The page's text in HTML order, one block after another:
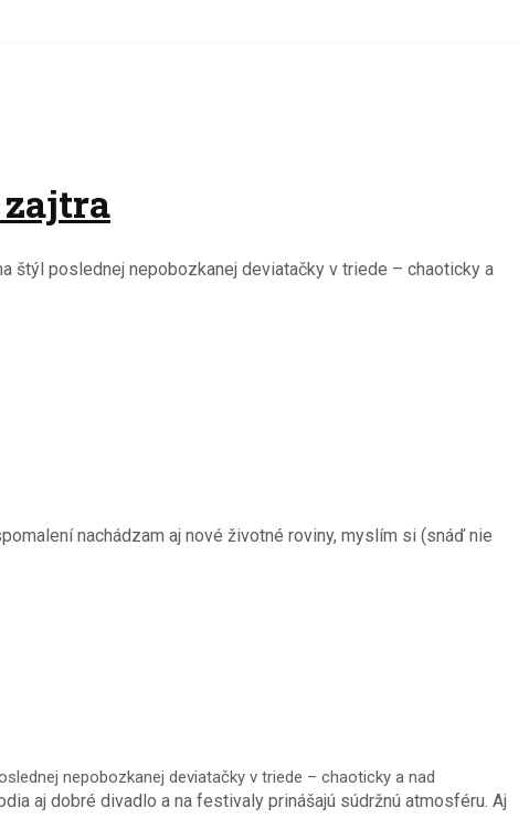
zajtra
štýl poslednej nepobozkanej deviatačky v triede – chaoticky a
nachádzam aj nové životné roviny, myslím si (snáď nie
aj dobré divadlo a na festivaly prinášajú súdržnú atmosféru. Aj
nepobozkanej deviatačky v triede – chaoticky a nad